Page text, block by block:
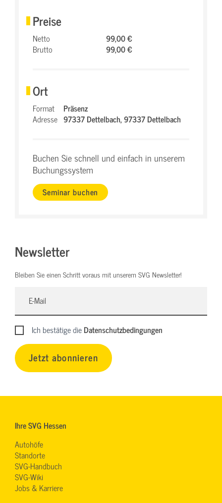
Preise
Netto
99,00 €
Brutto
99,00 €
Ort
Format
Präsenz
Adresse 97337 Dettelbach,97337 Dettelbach
Buchen Sie schnell und einfach in unserem
Buchungssystem
Seminar buchen
Newsletter
Bleiben Sie einen Schritt voraus mit unserem SVG Newsletter!
Ich bestätige dieDatenschutzbedingungen
Jetzt abonnieren
Ihre SVG Hessen
Autohöfe
Standorte
SVG-Handbuch
SVG-Wiki
Jobs & Karriere